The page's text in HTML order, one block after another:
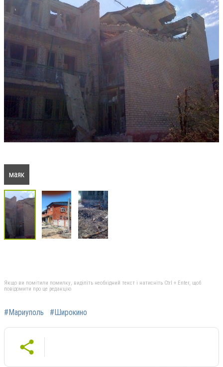
маяк
Якщо ви помітили помилку, виділіть необхідний текст і натисніть Ctrl + Enter, щоб
повідомити про це редакцію
#Мариуполь #Широкино